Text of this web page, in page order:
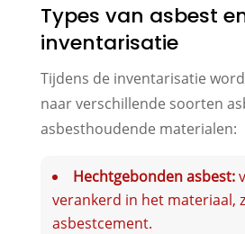
Types van asbest
inventarisatie
Tijdens de inventarisatie
naar verschillende soorten
asbesthoudende materialen:
Hechtgebonden asbest:
verankerd in het materiaal,
asbestcement.